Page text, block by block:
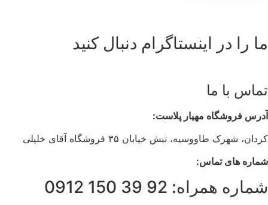
ما را در اینستاگرام دنبال کنید
تماس با ما
آدرس فروشگاه مهیار پلاست:
کردان، شهرک طاووسیه، نبش خیابان ۳۵ فروشگاه آقای خلیلی
شماره های تماس:
شماره همراه: 92 39 150 0912